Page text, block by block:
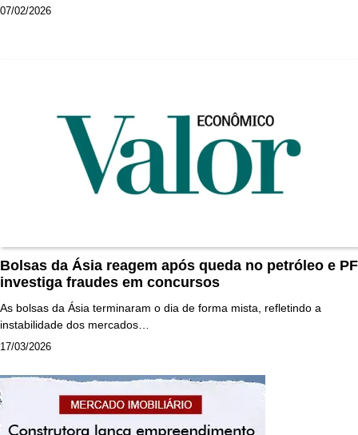
07/02/2026
Bolsas da Ásia reagem após queda no petróleo e PF
investiga fraudes em concursos
As bolsas da Ásia terminaram o dia de forma mista, refletindo a
instabilidade dos mercados…
17/03/2026